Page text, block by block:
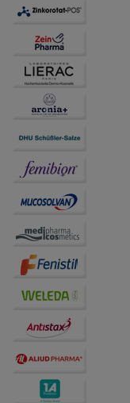
unserer
Website weiter
auf unserer
Drittseiten
Bitte beachten
Dritte wie z.B.
übertragen